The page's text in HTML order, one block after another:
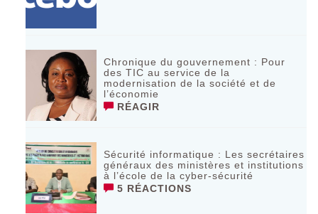
Chronique du gouvernement : Pour
des TIC au service de la
modernisation de la société et de
l’économie
RÉAGIR
Sécurité informatique : Les secrétaires
généraux des ministères et institutions
à l’école de la cyber-sécurité
5 RÉACTIONS